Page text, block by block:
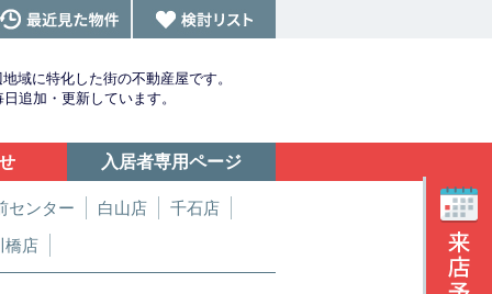
域に特化した街の不動産屋です。
追加・更新しています。
入居者専用ページ
センター 白山店
千石店
橋店